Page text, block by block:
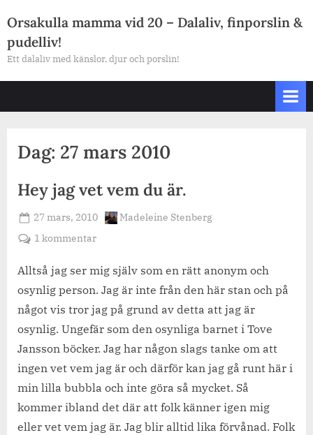
to
content
Orsakulla mamma vid 20 – Dalaliv, finporslin &
pudelliv!
Ett dalaliv med känslor, djur och porslin!
Dag: 27 mars 2010
Hey jag vet vem du är.
Posted
on
27 mars, 2010 By
Madeleine Stenberg
1 kommentartill
jag
vet
du
är.
Alltså jag ser mig själv som en rätt anonym och
osynlig person. Jag är inte från den här stan och på
något vis tror jag på grund av detta att jag är
osynlig. Ungefär som den osynliga barnet i Tove
Jansson böcker. Jag har någon slags tanke om att
ingen vet vem jag är och därför kan jag gå runt här i
min lilla bubbla och inte göra så mycket. Så
kommer ibland det där att folk känner igen mig
eller vet vem jag är. Jag blir alltid lika förvånad. Folk